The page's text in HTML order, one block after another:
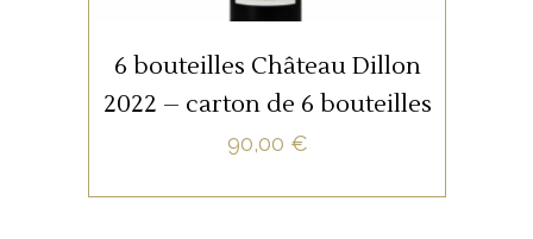
AJOUTER AU PANIER
6 bouteilles Château Dillon
2022 – carton de 6 bouteilles
90,00 €